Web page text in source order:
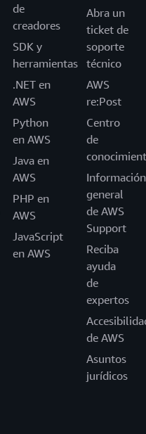
de
creadores
SDK y
herramientas
.NET en
AWS
Python
en AWS
Java en
AWS
PHP en
AWS
JavaScript
en AWS
Abra un
ticket de
soporte
técnico
AWS
re:Post
Centro
de
Información
general
de AWS
Support
Reciba
ayuda
de
expertos
de AWS
Asuntos
jurídicos